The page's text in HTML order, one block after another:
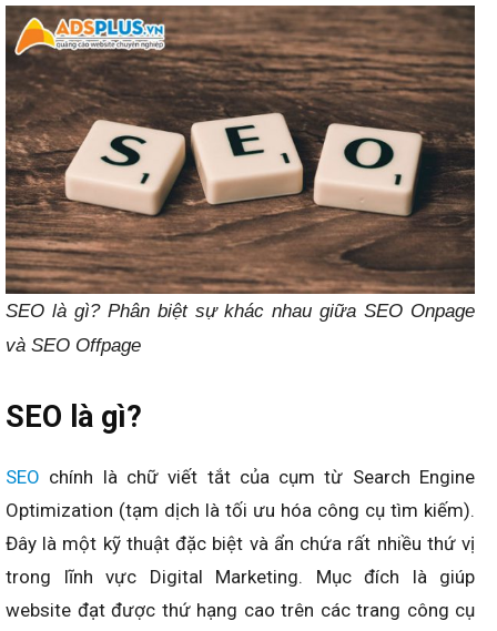
SEO là gì? Phân biệt sự khác nhau giữa SEO Onpage
và SEO Offpage
SEO là gì?
SEO chính là chữ viết tắt của cụm từ Search Engine
Optimization (tạm dịch là tối ưu hóa công cụ tìm kiếm).
Đây là một kỹ thuật đặc biệt và ẩn chứa rất nhiều thứ vị
trong lĩnh vực Digital Marketing. Mục đích là giúp
website đạt được thứ hạng cao trên các trang công cụ